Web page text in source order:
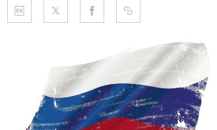
REGULACIÓN
ENTREVISTA